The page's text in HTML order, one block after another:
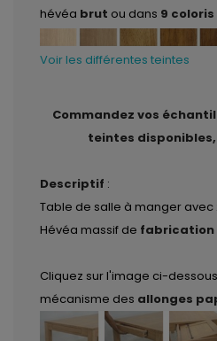
hévéa brut ou dans 9 coloris
Voir les différentes teintes
Commandez vos
teintes disponibles,
Descriptif :
Table de salle à manger
Hévéa massif de
Cliquez sur l'image ci-
mécanisme des allonges